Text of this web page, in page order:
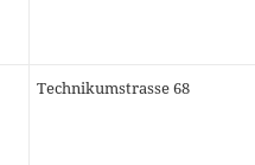
Technikumstrasse 68